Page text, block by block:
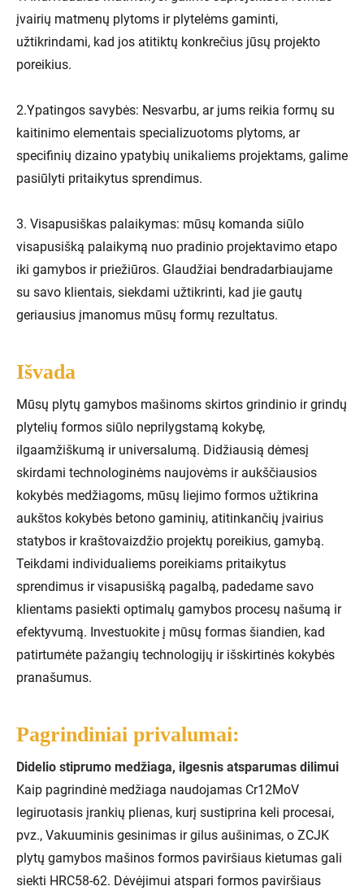
įvairių matmenų plytoms ir plytelėms gaminti,
užtikrindami, kad jos atitiktų konkrečius jūsų projekto
poreikius.
2.Ypatingos savybės: Nesvarbu, ar jums reikia formų su
kaitinimo elementais specializuotoms plytoms, ar
specifinių dizaino ypatybių unikaliems projektams, galime
pasiūlyti pritaikytus sprendimus.
3. Visapusiškas palaikymas: mūsų komanda siūlo
visapusišką palaikymą nuo pradinio projektavimo etapo
iki gamybos ir priežiūros. Glaudžiai bendradarbiaujame
su savo klientais, siekdami užtikrinti, kad jie gautų
geriausius įmanomus mūsų formų rezultatus.
Išvada
Mūsų plytų gamybos mašinoms skirtos grindinio ir grindų
plytelių formos siūlo neprilygstamą kokybę,
ilgaamžiškumą ir universalumą. Didžiausią dėmesį
skirdami technologinėms naujovėms ir aukščiausios
kokybės medžiagoms, mūsų liejimo formos užtikrina
aukštos kokybės betono gaminių, atitinkančių įvairius
statybos ir kraštovaizdžio projektų poreikius, gamybą.
Teikdami individualiems poreikiams pritaikytus
sprendimus ir visapusišką pagalbą, padedame savo
klientams pasiekti optimalų gamybos procesų našumą ir
efektyvumą. Investuokite į mūsų formas šiandien, kad
patirtumėte pažangių technologijų ir išskirtinės kokybės
pranašumus.
Pagrindiniai privalumai:
Didelio stiprumo medžiaga, ilgesnis atsparumas dilimui
Kaip pagrindinė medžiaga naudojamas Cr12MoV
legiruotasis įrankių plienas, kurį sustiprina keli procesai,
pvz., Vakuuminis gesinimas ir gilus aušinimas, o ZCJK
plytų gamybos mašinos formos paviršiaus kietumas gali
siekti HRC58-62. Dėvėjimui atspari formos paviršiaus